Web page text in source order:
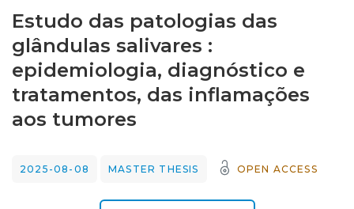
Statistics
Estudo das patologias das
glândulas salivares :
epidemiologia, diagnóstico e
tratamentos, das inflamações
aos tumores
2025-08-08 MASTER THESIS OPEN ACCESS